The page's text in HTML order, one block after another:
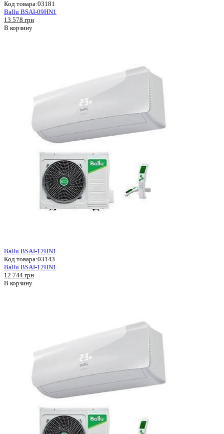
Код товара:03181
Ballu BSAI-09HN1
13 578 грн
В корзину
Ballu BSAI-12HN1
Код товара:03143
Ballu BSAI-12HN1
12 744 грн
В корзину